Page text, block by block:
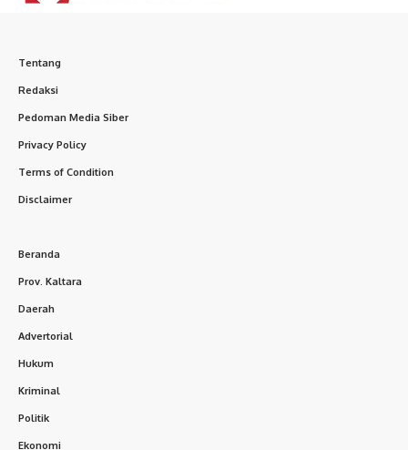
Tentang
Redaksi
Pedoman Media Siber
Privacy Policy
Terms of Condition
Disclaimer
Beranda
Prov. Kaltara
Daerah
Advertorial
Hukum
Kriminal
Politik
Ekonomi